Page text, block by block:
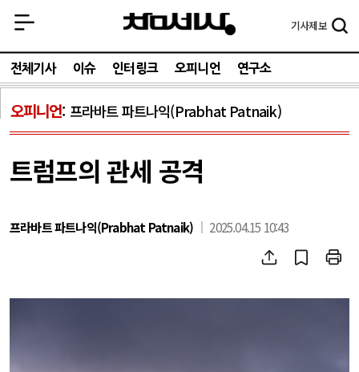
기사제보
전체기사 이슈 인터링크 오피니언 연구소
오피니언 프라바트 파트나익(Prabhat Patnaik)
트럼프의 관세 공격
프라바트 파트나익(Prabhat Patnaik) 2025.04.15 10:43